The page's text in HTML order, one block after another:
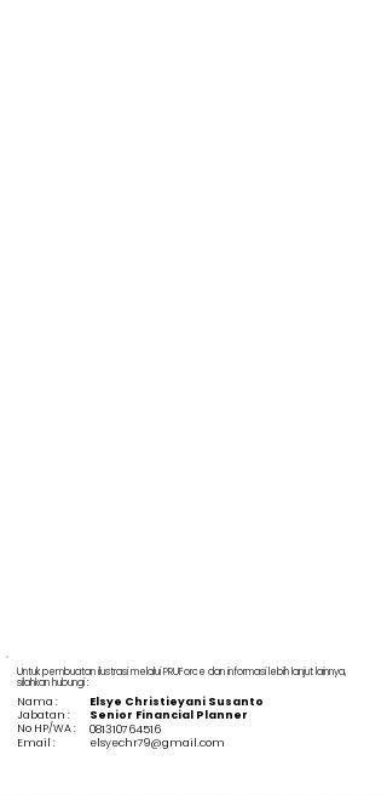
Untuk pembuatan ilustrasi melalui PRUForce dan informasi lebih lanjut lainnya,
silahkan hubungi :
Nama :
Elsye Christieyani Susanto
Jabatan :
Senior Financial Planner
No HP/WA :
081310764516
Email :
elsyechr79@gmail.com